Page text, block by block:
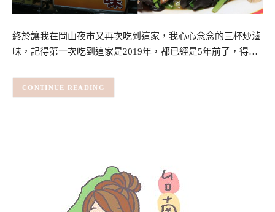
終於讓我在岡山夜市又再次吃到這家，我心心念念的三杯炒滷
味，記得第一次吃到這家是2019年，都已經是5年前了，得…
CONTINUE READING